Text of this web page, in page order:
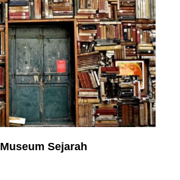
Museum Sejarah